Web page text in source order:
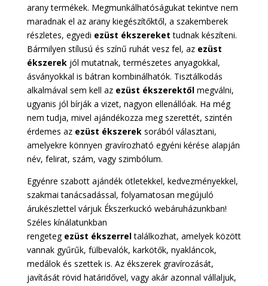
arany termékek. Megmunkálhatóságukat tekintve nem
maradnak el az arany kiegészítőktől, a szakemberek
részletes, egyedi ezüst ékszereket tudnak készíteni.
Bármilyen stílusú és színű ruhát vesz fel, az ezüst
ékszerekjól mutatnak, természetes anyagokkal,
ásványokkal is bátran kombinálhatók. Tisztálkodás
alkalmával sem kell az ezüst ékszerektől megválni,
ugyanis jól bírják a vizet, nagyon ellenállóak. Ha még
nem tudja, mivel ajándékozza meg szerettét, szintén
érdemes az ezüst ékszereksorából választani,
amelyekre könnyen gravírozható egyéni kérése alapján
név, felirat, szám, vagy szimbólum.
Egyénre szabott ajándék ötletekkel, kedvezményekkel,
szakmai tanácsadással, folyamatosan megújuló
árukészlettel várjuk Ékszerkuckó webáruházunkban!
Széles kínálatunkban
rengeteg ezüst ékszerreltalálkozhat, amelyek között
vannak gyűrűk, fülbevalók, karkötők, nyakláncok,
medálok és szettek is. Az ékszerek gravírozását,
javítását rövid határidővel, vagy akár azonnal vállaljuk,